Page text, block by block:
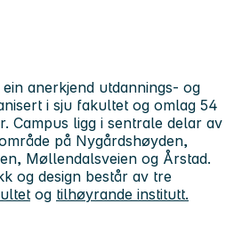
anerkjend utdannings- og
i sju fakultet og omlag 54
Campus ligg i sentrale delar av
på Nygårdshøyden,
Møllendalsveien og Årstad.
og design består av tre
og tilhøyrande institutt.